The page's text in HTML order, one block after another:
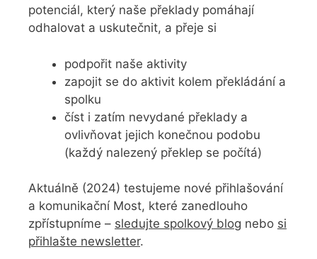
potenciál, který naše překlady pomáhají
odhalovat a uskutečnit, a přeje si
podpořit naše aktivity
zapojit se do aktivit kolem překládání a
spolku
číst i zatím nevydané překlady a
ovlivňovat jejich konečnou podobu
(každý nalezený překlep se počítá)
Aktuálně (2024) testujeme nové přihlašování
a komunikační Most, které zanedlouho
zpřístupníme – sledujte spolkový blog nebo si
přihlašte newsletter.